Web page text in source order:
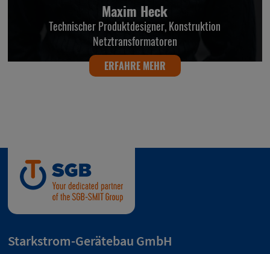
Maxim Heck
Technischer Produktdesigner, Konstruktion
Netztransformatoren
ERFAHRE MEHR
Starkstrom-Gerätebau GmbH